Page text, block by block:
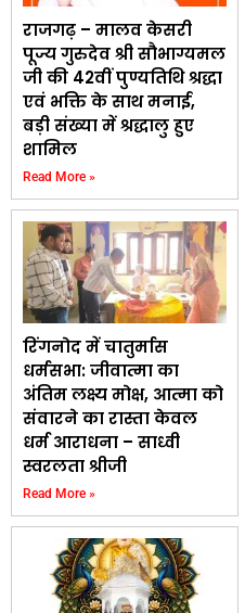
राजगढ़ – मालव केसरी
पूज्य गुरुदेव श्री सौभाग्यमल
जी की 42वीं पुण्यतिथि श्रद्धा
एवं भक्ति के साथ मनाई,
बड़ी संख्या में श्रद्धालु हुए
शामिल
Read More »
रिंगनोद में चातुर्मास
धर्मसभा: जीवात्मा का
अंतिम लक्ष्य मोक्ष, आत्मा को
संवारने का रास्ता केवल
धर्म आराधना – साध्वी
स्वरलता श्रीजी
Read More »